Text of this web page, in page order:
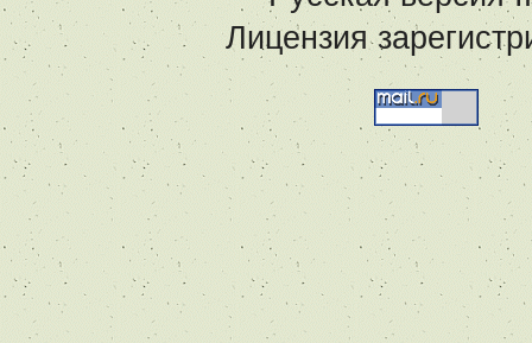
Лицензия